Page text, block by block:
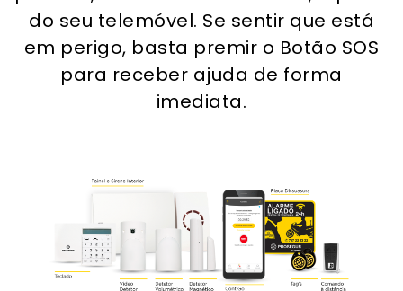
do seu telemóvel. Se sentir que está
em perigo, basta premir o Botão SOS
para receber ajuda de forma
imediata.